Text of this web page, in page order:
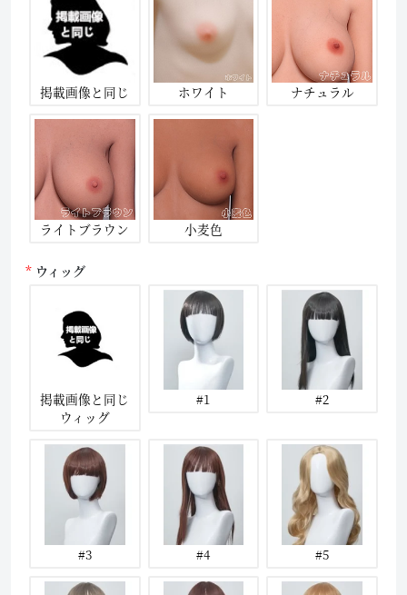
掲載画像と同じ ホワイト ナチュラル
ライトブラウン 小麦色
ウィッグ
掲載画像と同じ
ウィッグ
#1 #2
#3 #4 #5